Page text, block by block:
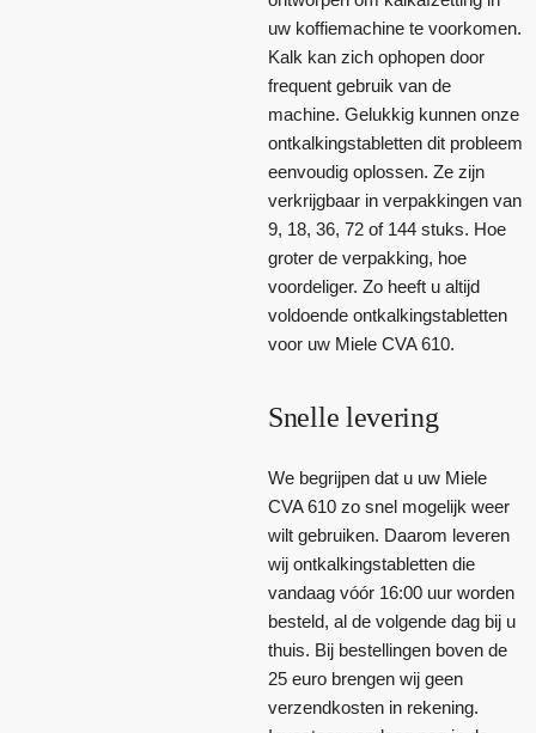
uw koffiemachine te voorkomen.
Kalk kan zich ophopen door
frequent gebruik van de
machine. Gelukkig kunnen onze
ontkalkingstabletten dit probleem
eenvoudig oplossen. Ze zijn
verkrijgbaar in verpakkingen van
9, 18, 36, 72 of 144 stuks. Hoe
groter de verpakking, hoe
voordeliger. Zo heeft u altijd
voldoende ontkalkingstabletten
voor uw Miele CVA 610.
Snelle levering
We begrijpen dat u uw Miele
CVA 610 zo snel mogelijk weer
wilt gebruiken. Daarom leveren
wij ontkalkingstabletten die
vandaag vóór 16:00 uur worden
besteld, al de volgende dag bij u
thuis. Bij bestellingen boven de
25 euro brengen wij geen
verzendkosten in rekening.